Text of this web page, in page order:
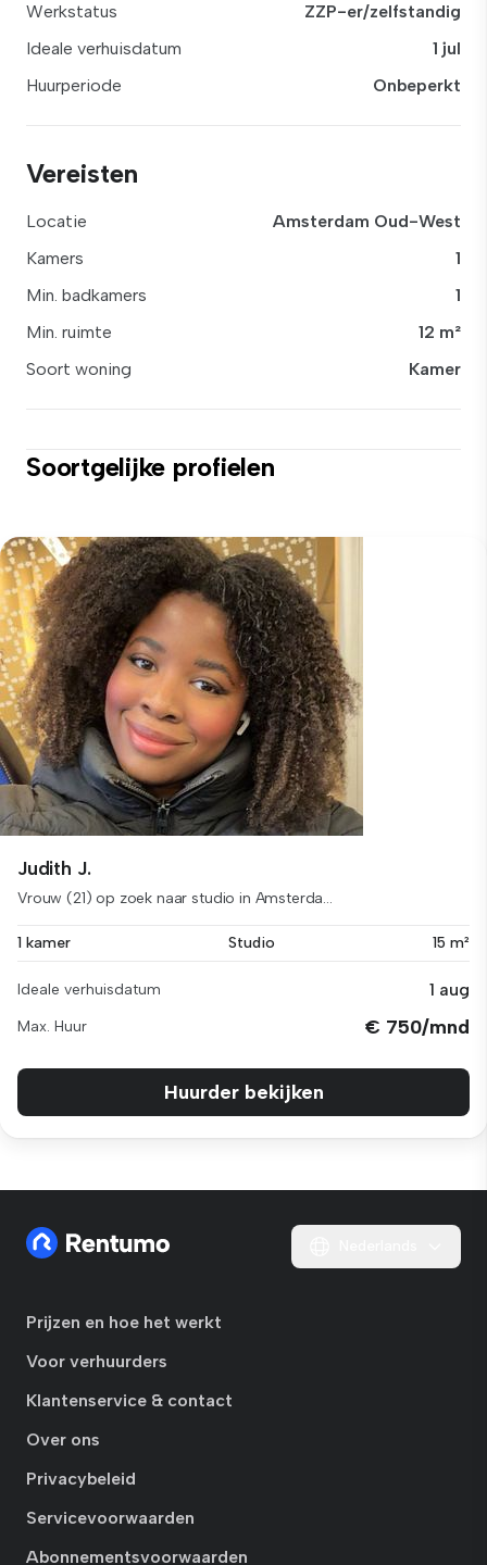
Werkstatus
ZZP-er/zelfstandig
Ideale verhuisdatum
1 jul
Huurperiode
Onbeperkt
Vereisten
Locatie
Amsterdam Oud-West
Kamers
1
Min. badkamers
1
Min. ruimte
12 m²
Soort woning
Kamer
Soortgelijke profielen
Judith J.
Vrouw (21) op zoek naar studio in Amsterda...
1 kamer Studio 15 m²
Ideale verhuisdatum 1 aug
Max. Huur € 750/mnd
Huurder bekijken
Prijzen en hoe het werkt
Voor verhuurders
Klantenservice & contact
Over ons
Privacybeleid
Servicevoorwaarden
Abonnementsvoorwaarden